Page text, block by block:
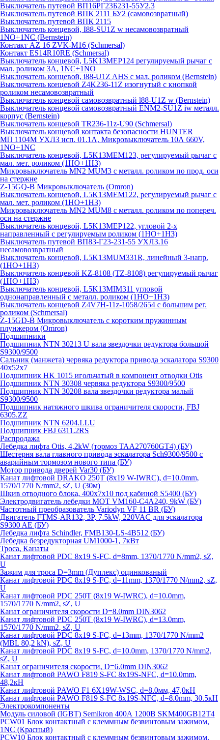
Выключатель путевой ВП16РГ23Б231-55У2.3
Выключатель путевой ВПК 2111 БУ2 (самовозвратный)
Выключатель путевой ВПК 2115
Выключатель концевой, I88-SU1Z w несамовозвратный
1NO+1NC (Bernstein)
Контакт AZ 16 ZVK-M16 (Schmersal)
Контакт ES14R10RE (Schmersal)
Выключатель концевой, L5K13MEP124 регулируемый рычаг с
мал. роликом 3А, 1NC+1NO
Выключатель концевой, i88-U1Z AHS с мал. роликом (Bernstein)
Выключатель концевой Z4K236-11Z изогнутый с кнопкой
роликом несамовозвратный
Выключатель концевой самовозвратный l88-U1Z w (Bernstein)
Выключатель концевой самовозвратный ENM2-SU1Z iw металл.
корпус (Bernstein)
Выключатель концевой TR236-11z-U90 (Schmersal)
Выключатель концевой контакта безопасности HUNTER
МП 1104М УХЛ3 исп. 01.1А, Микровыключатель 10А 660V,
1NO+1NC
Выключатель концевой, L5K13MEM123, регулируемый рычаг с
мал. мет. роликом (1НО+1НЗ)
Микровыключатель MN2 MUM3 с металл. роликом по прод. оси
на стержне
Z-15GQ-B Микровыключатель (Omron)
Выключатель концевой, L5K13MEM122, регулируемый рычаг с
мал. мет. роликом (1НО+1НЗ)
Микровыключатель MN2 MUM8 с металл. роликом по попереч.
оси на стержне
Выключатель концевой, L5K13MEP122, угловой 2-х
направленный с регулируемым роликом (1НО+1НЗ)
Выключатель путевой ВП83-Г23-231-55 УХЛ3.16
несамовозвратный
Выключатель концевой, L5K13MUM331R, линейный 3-напр.
(1НО+1НЗ)
Выключатель концевой KZ-8108 (TZ-8108) регулируемый рычаг
(1НО+1НЗ)
Выключатель концевой, L5K13MIM311 угловой
однонаправленный с металл. роликом (1НО+1НЗ)
Выключатель концевой Z4V7H-11z-1058/2654 с большим рег.
роликом (Schmersal)
Z-15GD-B Микровыключатель с коротким пружинным
плунжером (Omron)
Подшипники
Подшипник NTN 30213 U вала звездочки редуктора большой
S9300/9500
Сальник (манжета) червяка редуктора привода эскалатора S9300
40х52х7
Подшипник HK 1015 игольчатый в компонент отводки Otis
Подшипник NTN 30308 червяка редуктора S9300/9500
Подшипник NTN 30208 вала звездочки редуктора малый
S9300/9500
Подшипник натяжного шкива ограничителя скорости, FBJ
6305.ZZ
Подшипник NTN 6204.LLU
Подшипник FBJ 6311.2RS
Распродажа
Лебедка лифта Otis, 4,2kW (тормоз TAA270760GT4) (БУ)
Шестерня вала главного привода эскалатора Sch9300/9500 с
аварийным тормозом нового типа (БУ)
Мотор привода дверей Var30 (БУ)
Канат лифтовой DRAKO 250T (8x19 W-IWRC), d=10.0mm,
1570/1770 N/mm2, sZ, U (30м)
Шкив отводного блока, 400х7х10 под кабиной S5400 (БУ)
Электродвигатель лебедки MOT VM160-C4A240, 9kW (БУ)
Частотный преобразователь Variodyn VF 11 BR (БУ)
Двигатель FTMS-AR132, 3P, 7.5kW, 220VAC для эскалатора
S9300 AE (БУ)
Лебедка лифта Schindler, FMB130-LS-4B512 (БУ)
Лебедка безредукторная UM1000-1, 7кВт
Троса, Канаты
Канат лифтовой PDC 8x19 S-FC, d=8mm, 1370/1770 N/mm2, sZ,
U
Зажим для троса D=3mm (Дуплекс) оцинкованый
Канат лифтовой PDC 8x19 S-FC, d=11mm, 1370/1770 N/mm2, sZ,
U
Канат лифтовой PDC 250T (8x19 W-IWRC), d=10.0mm,
1570/1770 N/mm2, sZ, U
Канат ограничителя скорости D=8.0mm DIN3062
Канат лифтовой PDC 250T (8x19 W-IWRC), d=13.0mm,
1570/1770 N/mm2, sZ, U
Канат лифтовой PDC 8х19 S-FC, d=13mm, 1370/1770 N/mm2
(MBL 80,2 kN), sZ, U
Канат лифтовой PDC 8x19 S-FC, d=10.0mm, 1370/1770 N/mm2,
sZ, U
Канат ограничителя скорости, D=6.0mm DIN3062
Канат лифтовой PAWO F819 S-FC 8х19S-NFC, d=10.0mm,
48,2кН
Канат лифтовой PAWO F1 6X19W-WSC, d=8.0мм, 47,0кН
Канат лифтовой PAWO F819 S-FC 8х19S-NFC, d=8.0mm, 30.5кН
Электрокомпоненты
Модуль силовой (IGBT) Semikron 400А 1200В SKM400GB12T4
PCW01 Блок контактный с клеммным безвинтовым зажимом,
1NC (Красный)
PCW10 Блок контактный с клеммным безвинтовым зажимом,